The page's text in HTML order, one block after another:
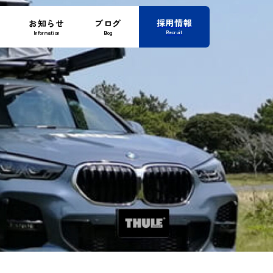
お知らせ
Information
ブログ
Blog
採用情報
Recruit